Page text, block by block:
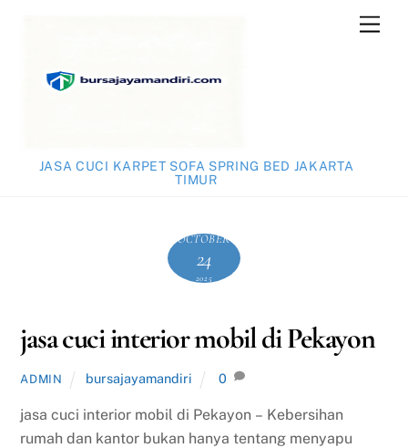
JASA CUCI KARPET SOFA SPRING BED JAKARTA
TIMUR
OCTOBER
24
2025
jasa cuci interior mobil di Pekayon
ADMIN bursajayamandiri 0
jasa cuci interior mobil di Pekayon – Kebersihan
rumah dan kantor bukan hanya tentang menyapu